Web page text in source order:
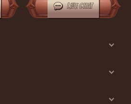
LIVE CHAT